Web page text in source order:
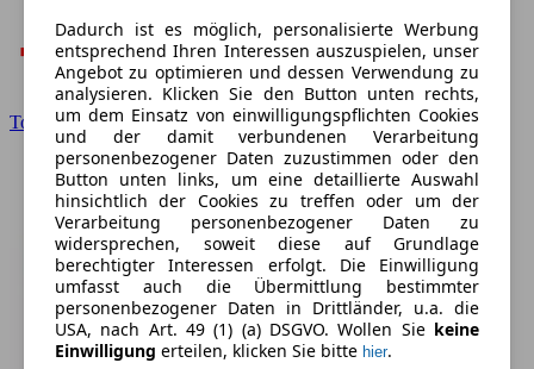
Toyota
Dadurch ist es möglich, personalisierte Werbung
entsprechend Ihren Interessen auszuspielen, unser
Angebot zu optimieren und dessen Verwendung zu
analysieren. Klicken Sie den Button unten rechts,
um dem Einsatz von einwilligungspflichten Cookies
und der damit verbundenen Verarbeitung
personenbezogener Daten zuzustimmen oder den
Button unten links, um eine detaillierte Auswahl
hinsichtlich der Cookies zu treffen oder um der
Verarbeitung personenbezogener Daten zu
widersprechen, soweit diese auf Grundlage
berechtigter Interessen erfolgt. Die Einwilligung
umfasst auch die Übermittlung bestimmter
personenbezogener Daten in Drittländer, u.a. die
USA, nach Art. 49 (1) (a) DSGVO. Wollen Sie keine
Einwilligung erteilen, klicken Sie bitte hier.